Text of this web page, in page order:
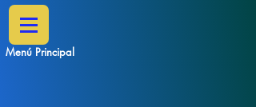
Menú Principal